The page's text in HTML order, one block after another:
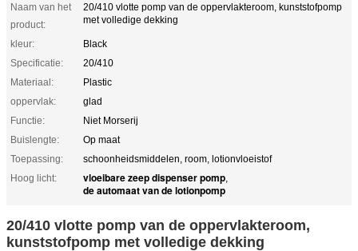
Naam van het
product:
20/410 vlotte pomp van de oppervlakteroom, kunststofpomp
met volledige dekking
kleur:
Black
Specificatie:
20/410
Materiaal:
Plastic
oppervlak:
glad
Functie:
Niet Morserij
Buislengte:
Op maat
Toepassing:
schoonheidsmiddelen, room, lotionvloeistof
Hoog licht:
vloeibare zeep dispenser pomp,
de automaat van de lotionpomp
20/410 vlotte pomp van de oppervlakteroom,
kunststofpomp met volledige dekking